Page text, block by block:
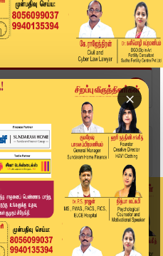
×
ஒதுக்கீடு! | AMMK |...